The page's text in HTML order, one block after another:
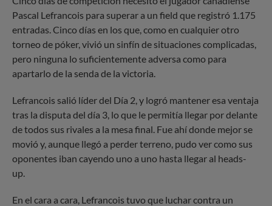
Pascal Lefrancois para superar a un field que registró 1.175
entradas. Cinco días en los que, como en cualquier otro
torneo de póker, vivió un sinfín de situaciones complicadas,
pero ninguna lo suficientemente adversa como para
apartarlo de la senda de la victoria.
Lefrancois salió líder del Día 2, y logró mantener esa ventaja
tras la disputa del día 3, lo que le permitía llegar por delante
de todos sus rivales a la mesa final. Fue ahí donde mejor se
movió y, aunque llegó a perder terreno, pudo ver como sus
oponentes iban cayendo uno a uno hasta llegar al heads-
up.
En el cara a cara, Lefrancois tuvo que luchar contra un